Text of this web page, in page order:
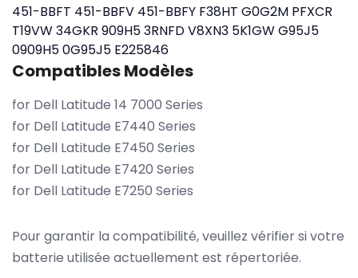
451-BBFT 451-BBFV 451-BBFY F38HT G0G2M PFXCR
T19VW34GKR 909H53RNFDV8XN3 5K1GWG95J5
0909H50G95J5 E225846
Compatibles Modèles
for Dell Latitude 14 7000 Series
for Dell Latitude E7440 Series
for Dell Latitude E7450 Series
for Dell Latitude E7420 Series
for Dell Latitude E7250 Series
Pour garantir la compatibilité, veuillez vérifier si votre
batterie utilisée actuellement est répertoriée.